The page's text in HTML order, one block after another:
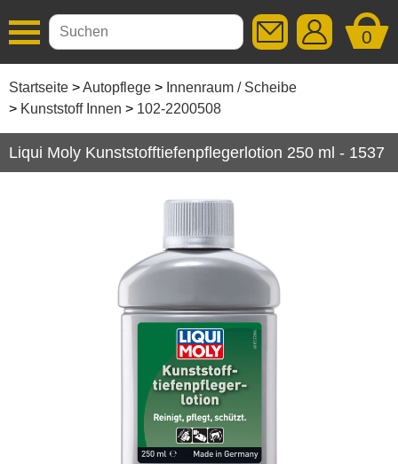
0
Startseite Autopflege
Innenraum / Scheibe
Kunststoff Innen
102-2200508
Additive
Autopflege
Aussen / Lack
Felgen / Reifen / Gummi
Liqui Moly Kunststofftiefenpflegerlotion 250 ml - 1537